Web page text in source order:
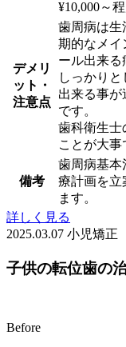
¥10,000～
デメリ
ット・
注意点
歯周病は生
期的なメイ
ール出来る
しっかり
出来る事が
です。
歯科衛生士
ことが大事
備考
歯周病基本
療計画を立
ます。
詳しく見る
2025.03.07 小児矯正
子供の転位歯の
Before